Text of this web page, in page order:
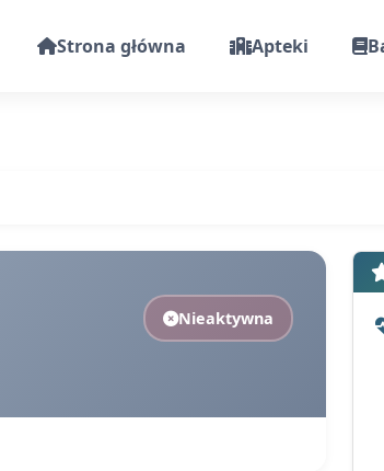
Strona główna Apteki
Nieaktywna